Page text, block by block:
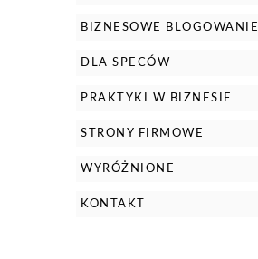
BIZNESOWE BLOGOWANIE
DLA SPECÓW
PRAKTYKI W BIZNESIE
STRONY FIRMOWE
WYRÓŻNIONE
KONTAKT